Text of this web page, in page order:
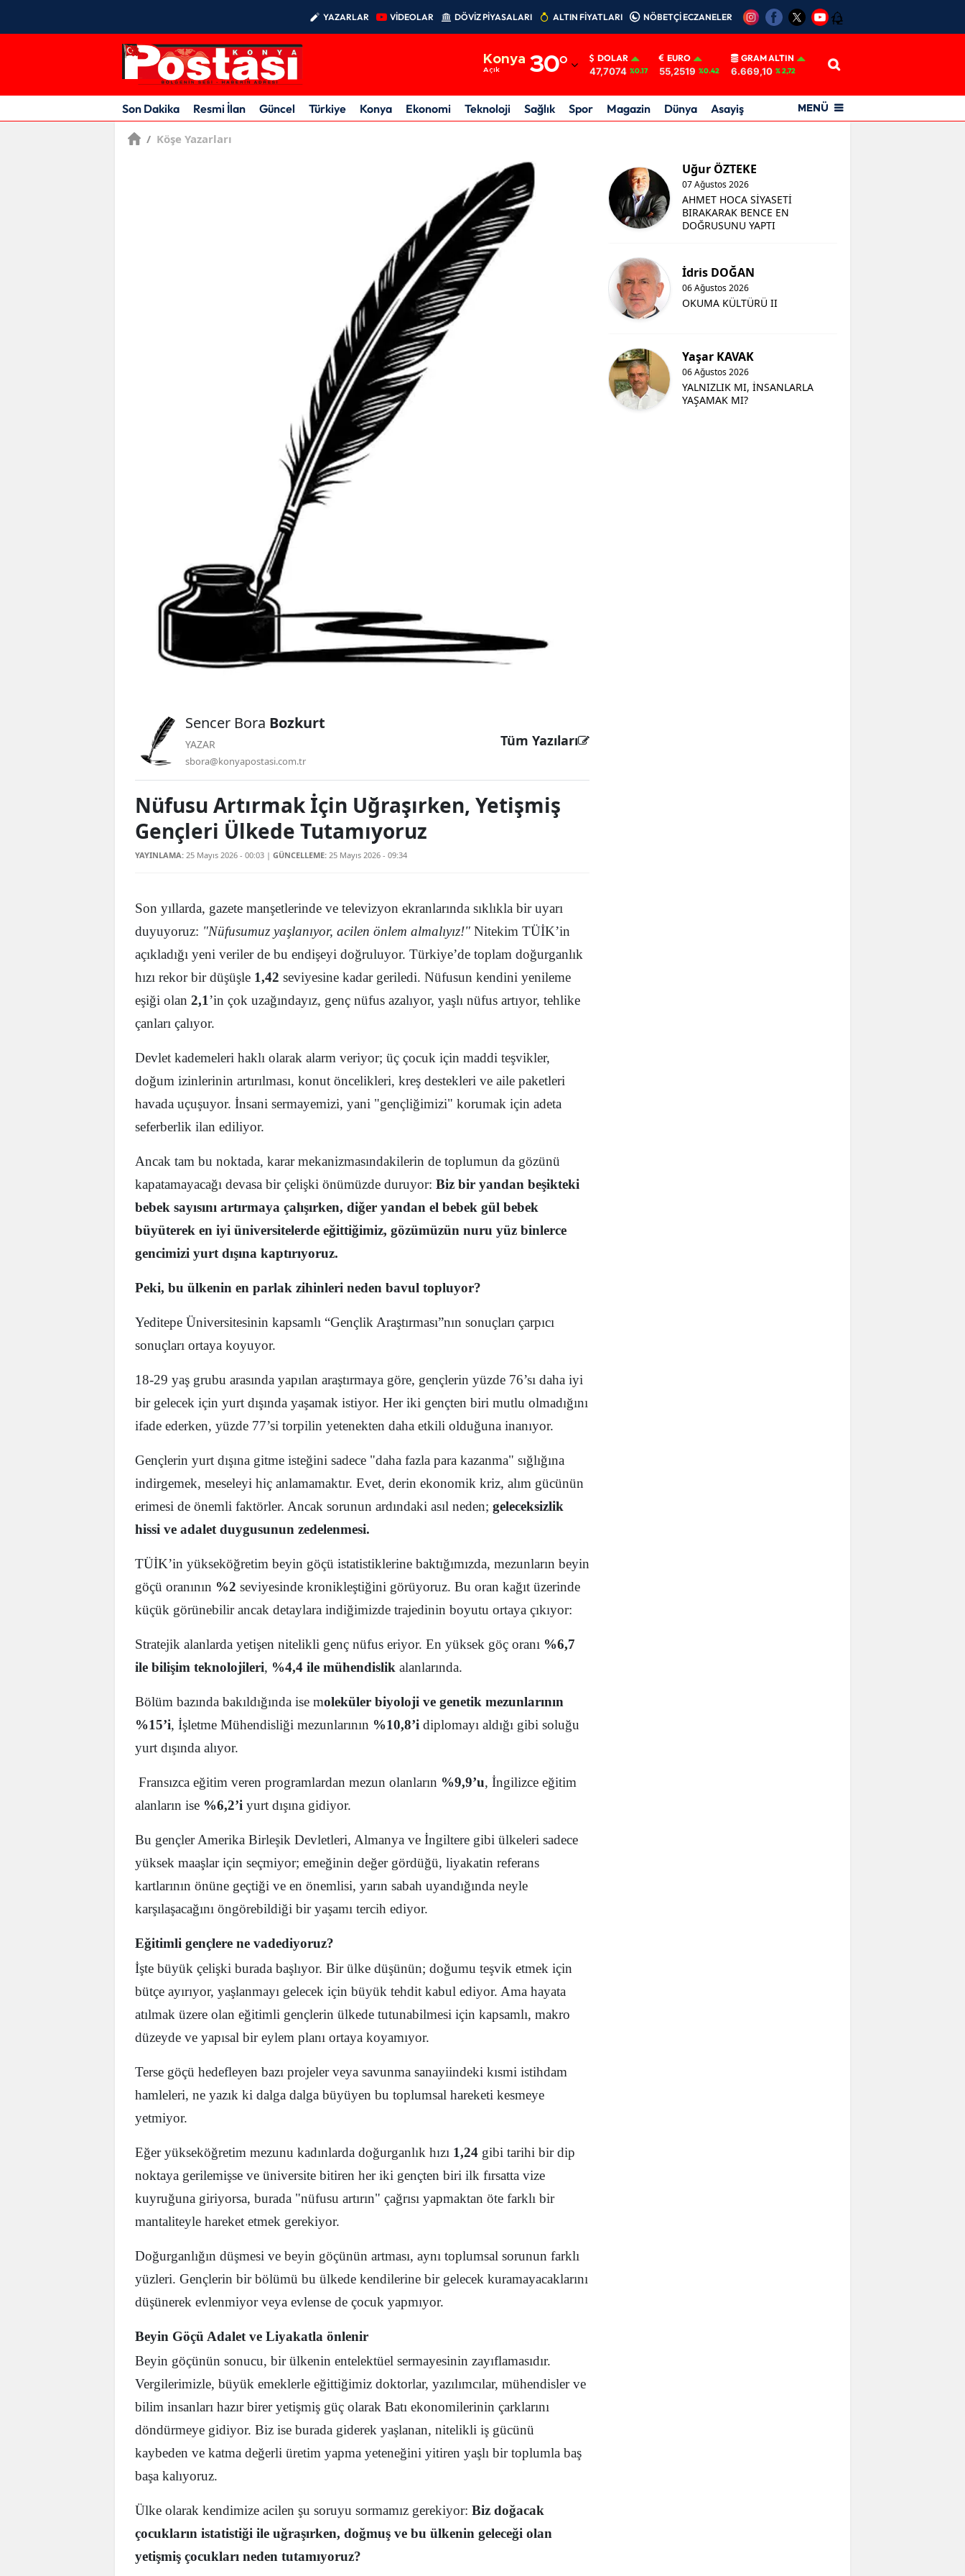
YAZARLAR VİDEOLAR DÖVİZ PİYASALARI ALTIN FİYATLARI NÖBETÇİ ECZANELER 12
Konya
Açık 30°
Adıyaman
Afyonkarahisar
Amasya
Ankara
Antalya
Artvin
Diyarbakır
Edirne
Erzurum
Eskişehir
Gaziantep
Hatay
Isparta
Mersin
Kars
Kastamonu
Kırklareli
Kırşehir
Kocaeli
Mardin
Muğla
Muş
Nevşehir
Niğde
Sakarya
Sivas
Tokat
Tunceli
Şanlıurfa
Zonguldak
Aksaray
Karaman
Kırıkkale
Bartın
Iğdır
Yalova
Düzce
DOLAR
47,7074 %0.17
EURO
55,2519 %0.42
GRAM ALTIN
6.669,10 % 2,72
Son Dakika Resmi İlan Güncel Türkiye Konya Ekonomi Teknoloji Sağlık Spor Magazin Dünya Asayiş MENÜ
/ Köşe Yazarları
Sencer Bora Bozkurt
YAZAR
sbora@konyapostasi.com.tr
Tüm Yazıları
Nüfusu Artırmak İçin Uğraşırken, Yetişmiş
Gençleri Ülkede Tutamıyoruz
YAYINLAMA: 25 Mayıs 2026 - 00:03 | GÜNCELLEME: 25 Mayıs 2026 - 09:34
Son yıllarda, gazete manşetlerinde ve televizyon ekranlarında sıklıkla bir uyarı
duyuyoruz: "Nüfusumuz yaşlanıyor, acilen önlem almalıyız!" Nitekim TÜİK’in
açıkladığı yeni veriler de bu endişeyi doğruluyor. Türkiye’de toplam doğurganlık
hızı rekor bir düşüşle 1,42 seviyesine kadar geriledi. Nüfusun kendini yenileme
eşiği olan 2,1’in çok uzağındayız, genç nüfus azalıyor, yaşlı nüfus artıyor, tehlike
çanları çalıyor.
Devlet kademeleri haklı olarak alarm veriyor; üç çocuk için maddi teşvikler,
doğum izinlerinin artırılması, konut öncelikleri, kreş destekleri ve aile paketleri
havada uçuşuyor. İnsani sermayemizi, yani "gençliğimizi" korumak için adeta
seferberlik ilan ediliyor.
Ancak tam bu noktada, karar mekanizmasındakilerin de toplumun da gözünü
kapatamayacağı devasa bir çelişki önümüzde duruyor: Biz bir yandan beşikteki
bebek sayısını artırmaya çalışırken, diğer yandan el bebek gül bebek
büyüterek en iyi üniversitelerde eğittiğimiz, gözümüzün nuru yüz binlerce
gencimizi yurt dışına kaptırıyoruz.
Peki, bu ülkenin en parlak zihinleri neden bavul topluyor?
Yeditepe Üniversitesinin kapsamlı “Gençlik Araştırması”nın sonuçları çarpıcı
sonuçları ortaya koyuyor.
18-29 yaş grubu arasında yapılan araştırmaya göre, gençlerin yüzde 76’sı daha iyi
bir gelecek için yurt dışında yaşamak istiyor. Her iki gençten biri mutlu olmadığını
ifade ederken, yüzde 77’si torpilin yetenekten daha etkili olduğuna inanıyor.
Gençlerin yurt dışına gitme isteğini sadece "daha fazla para kazanma" sığlığına
indirgemek, meseleyi hiç anlamamaktır. Evet, derin ekonomik kriz, alım gücünün
erimesi de önemli faktörler. Ancak sorunun ardındaki asıl neden; geleceksizlik
hissi ve adalet duygusunun zedelenmesi.
TÜİK’in yükseköğretim beyin göçü istatistiklerine baktığımızda, mezunların beyin
göçü oranının %2 seviyesinde kronikleştiğini görüyoruz. Bu oran kağıt üzerinde
küçük görünebilir ancak detaylara indiğimizde trajedinin boyutu ortaya çıkıyor:
Stratejik alanlarda yetişen nitelikli genç nüfus eriyor. En yüksek göç oranı %6,7
ile bilişim teknolojileri, %4,4 ile mühendislik alanlarında.
Bölüm bazında bakıldığında ise moleküler biyoloji ve genetik mezunlarının
%15’i, İşletme Mühendisliği mezunlarının %10,8’i diplomayı aldığı gibi soluğu
yurt dışında alıyor.
Fransızca eğitim veren programlardan mezun olanların %9,9’u, İngilizce eğitim
alanların ise %6,2’i yurt dışına gidiyor.
Bu gençler Amerika Birleşik Devletleri, Almanya ve İngiltere gibi ülkeleri sadece
yüksek maaşlar için seçmiyor; emeğinin değer gördüğü, liyakatin referans
kartlarının önüne geçtiği ve en önemlisi, yarın sabah uyandığında neyle
karşılaşacağını öngörebildiği bir yaşamı tercih ediyor.
Eğitimli gençlere ne vadediyoruz?
İşte büyük çelişki burada başlıyor. Bir ülke düşünün; doğumu teşvik etmek için
bütçe ayırıyor, yaşlanmayı gelecek için büyük tehdit kabul ediyor. Ama hayata
atılmak üzere olan eğitimli gençlerin ülkede tutunabilmesi için kapsamlı, makro
düzeyde ve yapısal bir eylem planı ortaya koyamıyor.
Terse göçü hedefleyen bazı projeler veya savunma sanayiindeki kısmi istihdam
hamleleri, ne yazık ki dalga dalga büyüyen bu toplumsal hareketi kesmeye
yetmiyor.
Eğer yükseköğretim mezunu kadınlarda doğurganlık hızı 1,24 gibi tarihi bir dip
noktaya gerilemişse ve üniversite bitiren her iki gençten biri ilk fırsatta vize
kuyruğuna giriyorsa, burada "nüfusu artırın" çağrısı yapmaktan öte farklı bir
mantaliteyle hareket etmek gerekiyor.
Doğurganlığın düşmesi ve beyin göçünün artması, aynı toplumsal sorunun farklı
yüzleri. Gençlerin bir bölümü bu ülkede kendilerine bir gelecek kuramayacaklarını
düşünerek evlenmiyor veya evlense de çocuk yapmıyor.
Beyin Göçü Adalet ve Liyakatla önlenir
Beyin göçünün sonucu, bir ülkenin entelektüel sermayesinin zayıflamasıdır.
Vergilerimizle, büyük emeklerle eğittiğimiz doktorlar, yazılımcılar, mühendisler ve
bilim insanları hazır birer yetişmiş güç olarak Batı ekonomilerinin çarklarını
döndürmeye gidiyor. Biz ise burada giderek yaşlanan, nitelikli iş gücünü
kaybeden ve katma değerli üretim yapma yeteneğini yitiren yaşlı bir toplumla baş
başa kalıyoruz.
Ülke olarak kendimize acilen şu soruyu sormamız gerekiyor: Biz doğacak
çocukların istatistiği ile uğraşırken, doğmuş ve bu ülkenin geleceği olan
yetişmiş çocukları neden tutamıyoruz?
Uğur ÖZTEKE
07 Ağustos 2026
AHMET HOCA SİYASETİ
BIRAKARAK BENCE EN
DOĞRUSUNU YAPTI
İdris DOĞAN
06 Ağustos 2026
OKUMA KÜLTÜRÜ II
Yaşar KAVAK
06 Ağustos 2026
YALNIZLIK MI, İNSANLARLA
YAŞAMAK MI?